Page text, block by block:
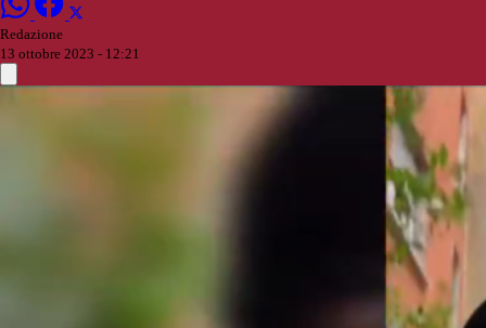
Redazione
13 ottobre 2023 - 12:21